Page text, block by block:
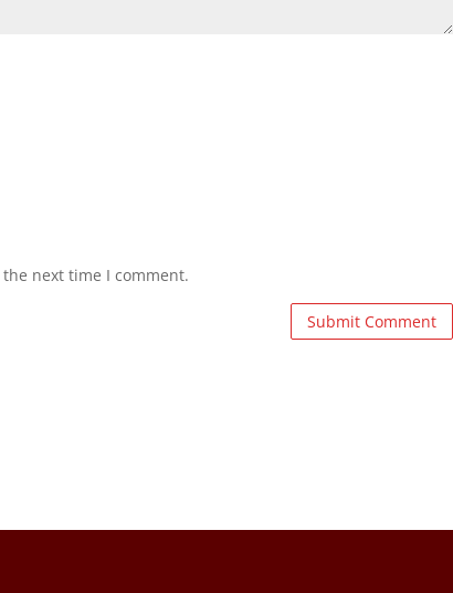
next time I comment.